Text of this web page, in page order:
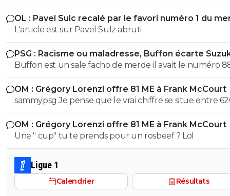
qu'il va vite exploser en vol avec ses différentes
OL : Pavel Sulc recalé par le favori numéro 1 du
L'article est sur Pavel Sulz abruti
PSG : Racisme ou maladresse, Buffon écarte
Buffon est un sale facho de merde il avait le numéro
cetait pas un hasard...
OM : Grégory Lorenzi offre 81 ME à Frank McCourt
sammypsg Je pense que le vrai chiffre se situe entre
700 M
OM : Grégory Lorenzi offre 81 ME à Frank McCourt
Une " cup" tu te prends pour un rosbeef ? Lol
Ligue 1
Calendrier Résultats